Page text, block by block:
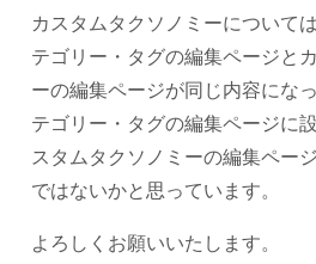
カスタムタクソノミーについて
テゴリー・タグの編集ページと
ーの編集ページが同じ内容にな
テゴリー・タグの編集ページに
スタムタクソノミーの編集ペー
ではないかと思っています。
よろしくお願いいたします。